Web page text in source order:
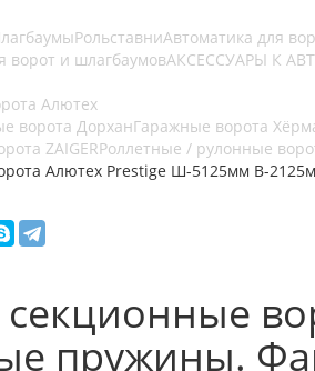
РольставниАвтоматика для
ворот и шлагбаумовАКСЕССУАРЫ К
Алютех
ворота ДорханГаражные ворота
ZAIGERРоллетные / рулонные
Алютех Prestige Ш-5125мм В-
пружины.